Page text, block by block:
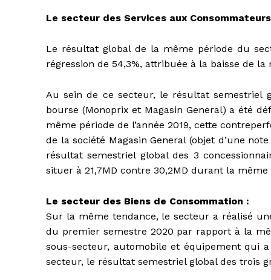
Le secteur des Services aux
Le résultat global de la même période du
régression de 54,3%, attribuée à la baisse de
Au sein de ce secteur, le résultat semestriel
bourse (Monoprix et Magasin General) a été
même période de l’année 2019, cette
de la société Magasin General (objet d’une
résultat semestriel global des 3
situer à 21,7MD contre 30,2MD durant la même
Le secteur des Biens de Consommation :
Sur la même tendance, le secteur a réalisé
du premier semestre 2020 par rapport à la
sous-secteur, automobile et équipement qui
secteur, le résultat semestriel global des trois